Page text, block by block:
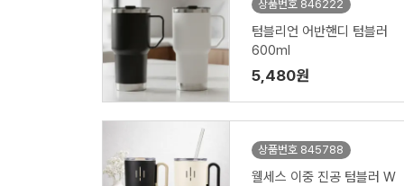
상품번호 846222
텀블리언 어반핸디 텀블러
600ml
5,480원
상품번호 845788
웰세스 이중 진공 텀블러 W